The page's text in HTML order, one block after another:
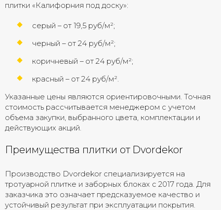
плитки «Калифорния под доску»:
серый – от 19,5 руб/м²;
черный – от 24 руб/м²;
коричневый – от 24 руб/м²;
красный – от 24 руб/м².
Указанные цены являются ориентировочными. Точная
стоимость рассчитывается менеджером с учетом
объема закупки, выбранного цвета, комплектации и
действующих акций.
Преимущества плитки от Dvordekor
Производство Dvordekor специализируется на
тротуарной плитке и заборных блоках с 2017 года. Для
заказчика это означает предсказуемое качество и
устойчивый результат при эксплуатации покрытия.